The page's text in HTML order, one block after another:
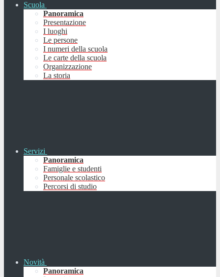
Scuola
Panoramica
Presentazione
I luoghi
Le persone
I numeri della scuola
Le carte della scuola
Organizzazione
La storia
Servizi
Panoramica
Famiglie e studenti
Personale scolastico
Percorsi di studio
Novità
Panoramica